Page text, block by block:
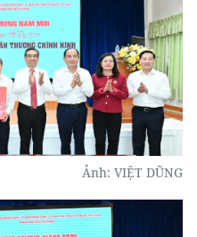
Ảnh: VIỆT DŨNG